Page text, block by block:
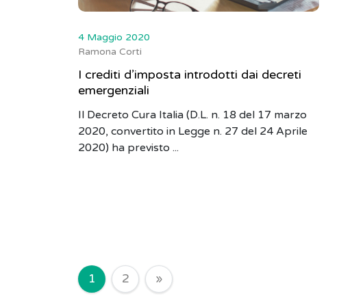
4 Maggio 2020
Ramona Corti
I crediti d’imposta introdotti dai decreti
emergenziali
Il Decreto Cura Italia (D.L. n. 18 del 17 marzo
2020, convertito in Legge n. 27 del 24 Aprile
2020) ha previsto ...
Navigazione degli articoli
1 2 »